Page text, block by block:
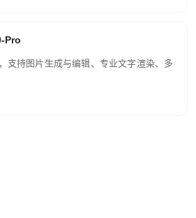
Pro
支持图片生成与编辑、专业文字渲染、多